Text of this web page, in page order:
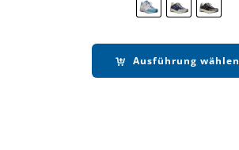
Ausführung wählen